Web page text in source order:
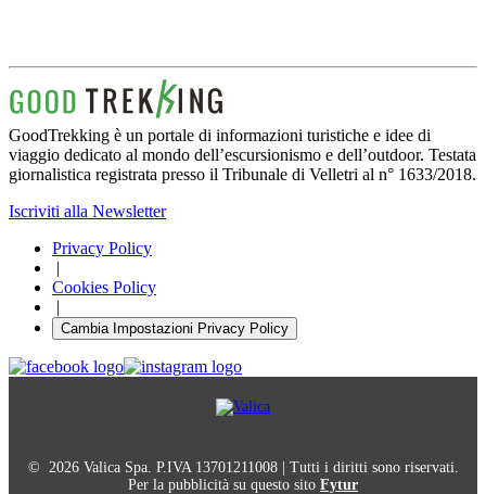
GoodTrekking è un portale di informazioni turistiche e idee di
viaggio dedicato al mondo dell’escursionismo e dell’outdoor. Testata
giornalistica registrata presso il Tribunale di Velletri al n° 1633/2018.
Iscriviti alla Newsletter
Privacy Policy
|
Cookies Policy
|
Cambia Impostazioni Privacy Policy
© 2026 Valica Spa. P.IVA 13701211008 | Tutti i diritti sono riservati.
Per la pubblicità su questo sito Fytur